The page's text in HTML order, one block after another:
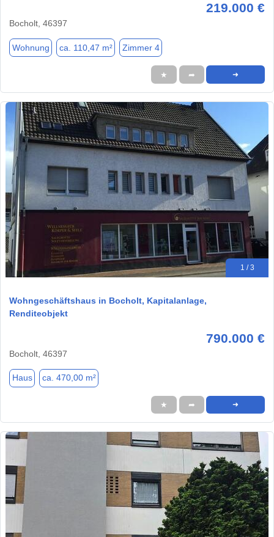
219.000 €
Bocholt, 46397
Wohnung ca. 110,47 m² Zimmer 4
★ ➦ ➜
1 / 3
Wohngeschäftshaus in Bocholt, Kapitalanlage,
Renditeobjekt
790.000 €
Bocholt, 46397
Haus ca. 470,00 m²
★ ➦ ➜